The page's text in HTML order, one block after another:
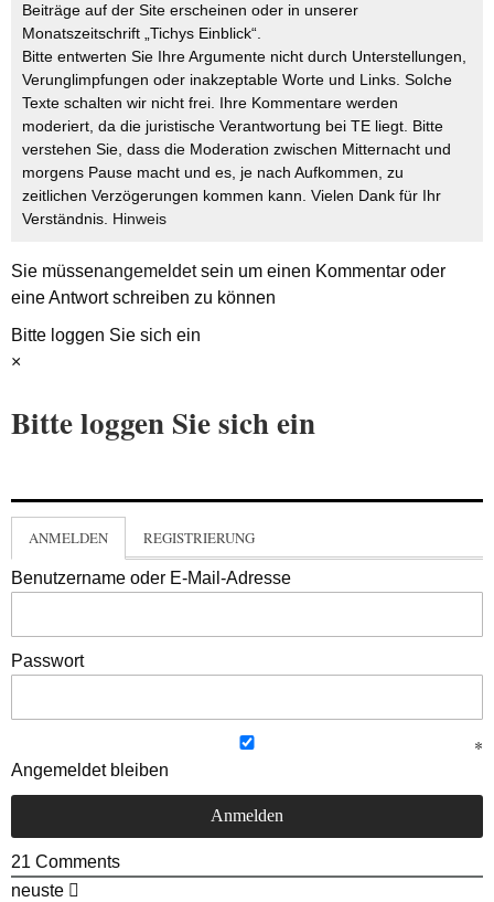
Beiträge auf der Site erscheinen oder in unserer
Monatszeitschrift „Tichys Einblick“.
Bitte entwerten Sie Ihre Argumente nicht durch Unterstellungen,
Verunglimpfungen oder inakzeptable Worte und Links. Solche
Texte schalten wir nicht frei. Ihre Kommentare werden
moderiert, da die juristische Verantwortung bei TE liegt. Bitte
verstehen Sie, dass die Moderation zwischen Mitternacht und
morgens Pause macht und es, je nach Aufkommen, zu
zeitlichen Verzögerungen kommen kann. Vielen Dank für Ihr
Verständnis. Hinweis
Sie müssenangemeldetsein um einen Kommentar oder
eine Antwort schreiben zu können
Bitte loggen Sie sich ein
×
Bitte loggen Sie sich ein
ANMELDEN REGISTRIERUNG
Benutzername oder E-Mail-Adresse
Passwort
Angemeldet bleiben
21 Comments
neuste